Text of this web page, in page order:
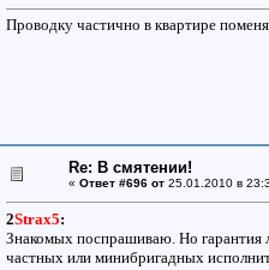
Проводку частично в квартире
Re: В смятении!
« Ответ #696 от25.01.2010 в
2Strax5:
Знакомых поспрашиваю. Но гарантия
частных или минибригадных